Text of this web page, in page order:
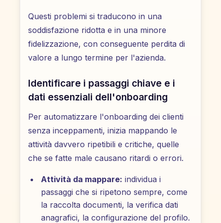
Questi problemi si traducono in una
soddisfazione ridotta e in una minore
fidelizzazione, con conseguente perdita di
valore a lungo termine per l'azienda.
Identificare i passaggi chiave e i
dati essenziali dell'onboarding
Per automatizzare l'onboarding dei clienti
senza inceppamenti, inizia mappando le
attività davvero ripetibili e critiche, quelle
che se fatte male causano ritardi o errori.
Attività da mappare: individua i
passaggi che si ripetono sempre, come
la raccolta documenti, la verifica dati
anagrafici, la configurazione del profilo.